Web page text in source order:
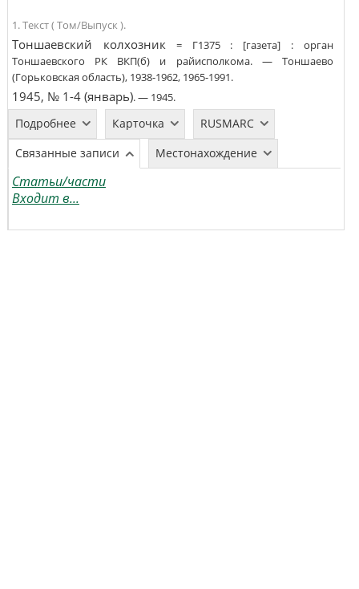
1. Текст ( Том/Выпуск ).
Тоншаевский колхозник = Г1375 : [газета] :
орган
Тоншаевского РК ВКП(б) и райисполкома. —Тоншаево
(Горьковская область),1938-1962, 1965-1991.
1945, № 1-4 (январь). —1945.
Подробнее Карточка
RUSMARC
Связанные записи
Местонахождение
Статьи/части
Входит в...